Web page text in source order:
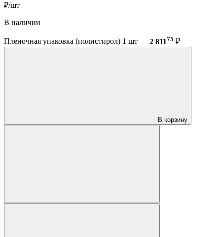
₽/шт
В наличии
Пленочная упаковка (полистирол) 1 шт — 2 81175 ₽
В корзину